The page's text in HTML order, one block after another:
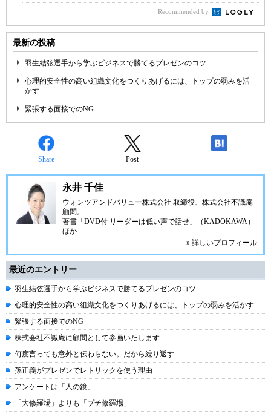
Recommended by
最新の投稿
羽生結弦選手から学ぶビジネスで勝てるプレゼンのコツ
心理的安全性の高い組織文化をつくりあげるには、トップの弱みを活
かす
緊張する面接でのNG
Share Post -
永井 千佳
ウォンツアンドバリュー株式会社 取締役、株式会社不識庵
顧問。
著書「DVD付 リーダーは低い声で話せ」（KADOKAWA）
ほか
» 詳しいプロフィール
最近のエントリー
羽生結弦選手から学ぶビジネスで勝てるプレゼンのコツ
心理的安全性の高い組織文化をつくりあげるには、トップの弱みを活かす
緊張する面接でのNG
株式会社不識庵に顧問として参画いたします
何度言っても意外と伝わらない。だから繰り返す
孫正義がプレゼンでレトリックを使う理由
アンケートは「人の鏡」
「大修羅場」よりも「プチ修羅場」